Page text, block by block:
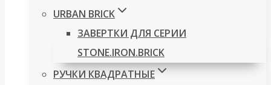
URBAN BRICK
ЗАВЕРТКИ ДЛЯ СЕРИИ
STONE.IRON.BRICK
РУЧКИ КВАДРАТНЫЕ